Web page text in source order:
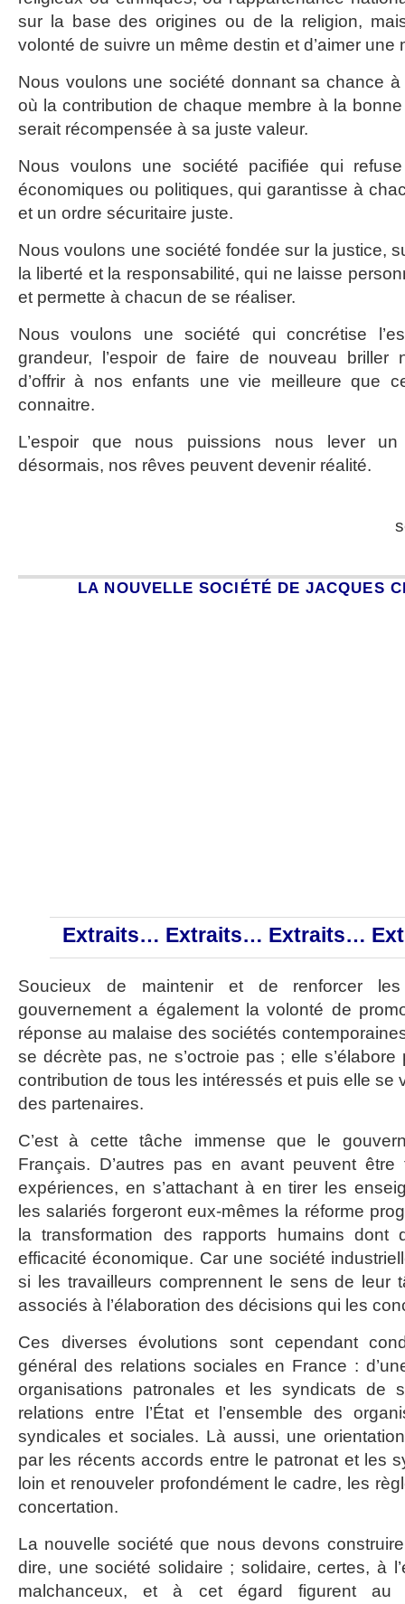
sur la base des origines ou de la religion,
volonté de suivre un même destin et d’aimer une
Nous voulons une société donnant sa chance
où la contribution de chaque membre à la
serait récompensée à sa juste valeur.
Nous voulons une société pacifiée qui
économiques ou politiques, qui garantisse à
et un ordre sécuritaire juste.
Nous voulons une société fondée sur la justice,
la liberté et la responsabilité, qui ne laisse
et permette à chacun de se réaliser.
Nous voulons une société qui concrétise
grandeur, l’espoir de faire de nouveau briller
d’offrir à nos enfants une vie meilleure que
connaitre.
L’espoir que nous puissions nous lever
désormais, nos rêves peuvent devenir réalité.
LA NOUVELLE SOCIÉTÉ DE JACQUES
Extraits… Extraits… Extraits…
Soucieux de maintenir et de renforcer
gouvernement a également la volonté de
réponse au malaise des sociétés
se décrète pas, ne s’octroie pas ; elle
contribution de tous les intéressés et puis elle se
des partenaires.
C’est à cette tâche immense que le
Français. D’autres pas en avant peuvent
expériences, en s’attachant à en tirer les
les salariés forgeront eux-mêmes la réforme
la transformation des rapports humains dont
efficacité économique. Car une société
si les travailleurs comprennent le sens de leur
associés à l’élaboration des décisions qui les
Ces diverses évolutions sont cependant
général des relations sociales en France :
organisations patronales et les syndicats de
relations entre l’État et l’ensemble des
syndicales et sociales. Là aussi, une
par les récents accords entre le patronat et les
loin et renouveler profondément le cadre, les
concertation.
La nouvelle société que nous devons
dire, une société solidaire ; solidaire, certes, à
malchanceux, et à cet égard figurent